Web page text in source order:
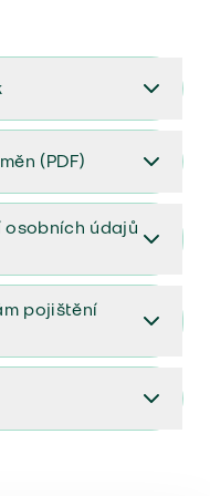
(PDF)
údajů
údajů (PDF)
pojištění
(aktualizovaný)